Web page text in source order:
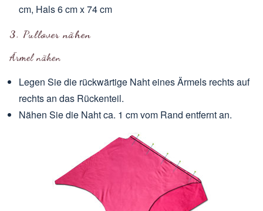
cm, Hals 6 cm x 74 cm
3. Pullover nähen
Ärmel nähen
Legen Sie die rückwärtige Naht eines Ärmels rechts auf
rechts an das Rückenteil.
Nähen Sie die Naht ca. 1 cm vom Rand entfernt an.